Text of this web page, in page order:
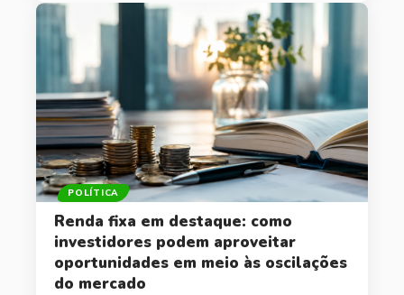
POLÍTICA
Renda fixa em destaque: como
investidores podem aproveitar
oportunidades em meio às oscilações
do mercado